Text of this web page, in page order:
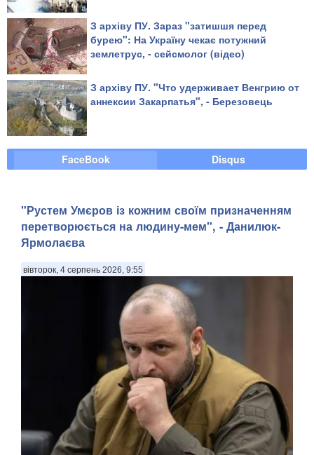
З архіву ПУ. Зараз "затишшя перед
бурею": На Україну чекає потужний
землетрус, - сейсмолог (відео)
З архіву ПУ. "Что удерживает Венгрию от
аннексии Закарпатья", - Березовець
FaceBook Disqus
"Рустем Умєров із кожним своїм призначенням
перетворюється на людину-мем", - Данилюк-
Ярмолаєва
вівторок, 4 серпень 2026, 9:55